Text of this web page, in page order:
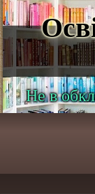
Не в